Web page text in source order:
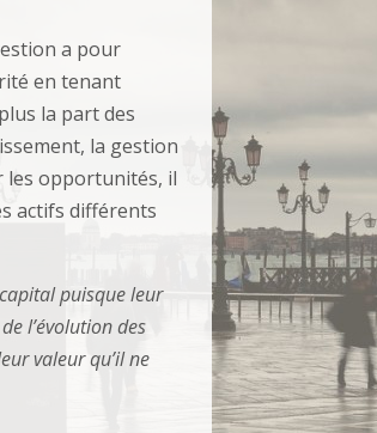
a pour
en tenant
la part des
la gestion
les opportunités, il
actifs différents
puisque leur
l’évolution des
valeur qu’il ne